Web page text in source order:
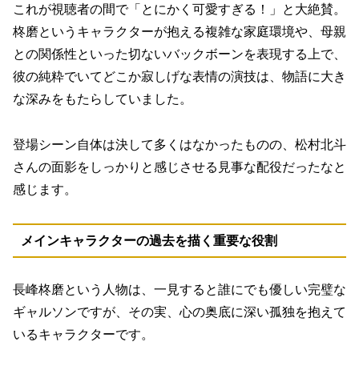
これが視聴者の間で「とにかく可愛すぎる！」と大絶賛。
柊磨というキャラクターが抱える複雑な家庭環境や、母親
との関係性といった切ないバックボーンを表現する上で、
彼の純粋でいてどこか寂しげな表情の演技は、物語に大き
な深みをもたらしていました。
登場シーン自体は決して多くはなかったものの、松村北斗
さんの面影をしっかりと感じさせる見事な配役だったなと
感じます。
メインキャラクターの過去を描く重要な役割
長峰柊磨という人物は、一見すると誰にでも優しい完璧な
ギャルソンですが、その実、心の奥底に深い孤独を抱えて
いるキャラクターです。